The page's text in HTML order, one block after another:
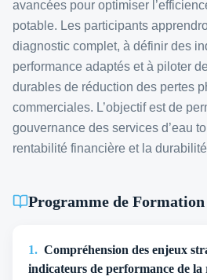
avancées pour optimiser
potable. Les participants
diagnostic complet, à définir des
performance adaptés et à piloter
durables de réduction des pertes
commerciales. L’objectif est de
gouvernance des services d’eau
rentabilité financière et la
Programme de Formation
1. Compréhension des enjeux
indicateurs de performance de la